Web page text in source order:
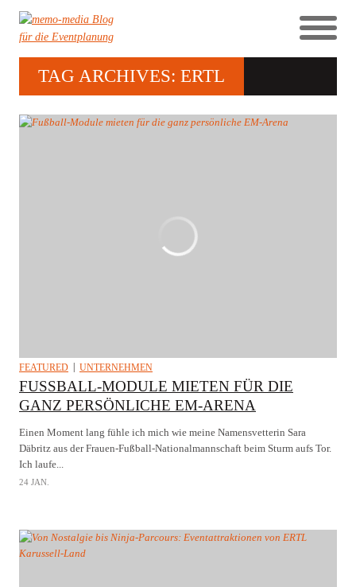
TAG ARCHIVES: ERTL
FEATURED UNTERNEHMEN
FUSSBALL-MODULE MIETEN FÜR DIE G
ANZ PERSÖNLICHE EM-ARENA
Einen Moment lang fühle ich mich wie meine Namensvetterin Sara
Däbritz aus der Frauen-Fußball-Nationalmannschaft beim Sturm aufs Tor.
Ich laufe...
24 JAN.